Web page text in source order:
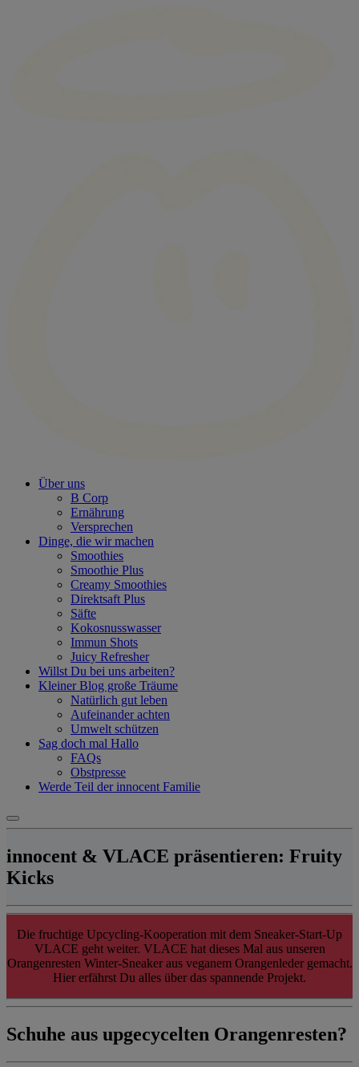
Über uns
B Corp
Ernährung
Versprechen
Dinge, die wir machen
Smoothies
Smoothie Plus
Creamy Smoothies
Direktsaft Plus
Säfte
Kokosnusswasser
Immun Shots
Juicy Refresher
Willst Du bei uns arbeiten?
Kleiner Blog große Träume
Natürlich gut leben
Aufeinander achten
Umwelt schützen
Sag doch mal Hallo
FAQs
Obstpresse
Werde Teil der innocent Familie
innocent & VLACE präsentieren: Fruity
Kicks
Die fruchtige Upcycling-Kooperation mit dem Sneaker-Start-Up
VLACE geht weiter. VLACE hat dieses Mal aus unseren
Orangenresten Winter-Sneaker aus veganem Orangenleder gemacht.
Hier erfährst Du alles über das spannende Projekt.​
Schuhe aus upgecycelten Orangenresten?